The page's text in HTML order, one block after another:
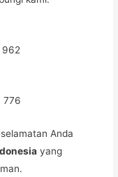
962
776
Anda
yang